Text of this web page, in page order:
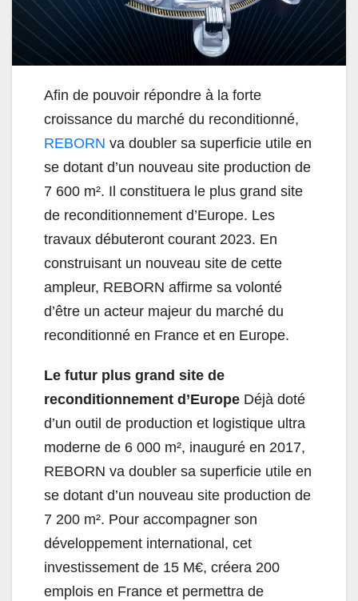
Afin de pouvoir répondre à la forte
croissance du marché du reconditionné,
REBORN va doubler sa superficie utile en
se dotant d’un nouveau site production de
7 600 m². Il constituera le plus grand site
de reconditionnement d’Europe. Les
travaux débuteront courant 2023. En
construisant un nouveau site de cette
ampleur, REBORN affirme sa volonté
d’être un acteur majeur du marché du
reconditionné en France et en Europe.
Le futur plus grand site de
reconditionnement d’Europe Déjà doté
d’un outil de production et logistique ultra
moderne de 6 000 m², inauguré en 2017,
REBORN va doubler sa superficie utile en
se dotant d’un nouveau site production de
7 200 m². Pour accompagner son
développement international, cet
investissement de 15 M€, créera 200
emplois en France et permettra de